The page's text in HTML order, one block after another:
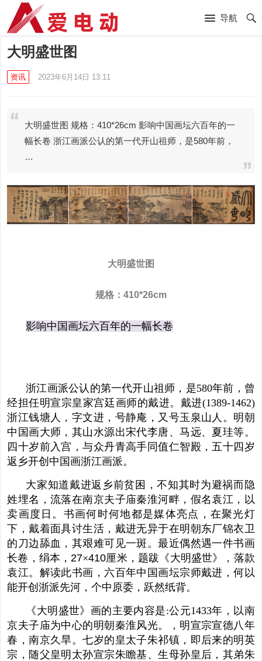
导航
大明盛世图
资讯 2023年6月14日 13:11
大明盛世图 规格：410*26cm 影响中国画坛六百年的一
幅长卷 浙江画派公认的第一代开山祖师，是580年前，
…
大明盛世图
规格：410*26cm
影响中国画坛六百年的一幅长卷
浙江画派公认的第一代开山祖师，是580年前，曾
经担任明宣宗皇家宫廷画师的戴进。 戴进(1389-1462)
浙江钱塘人，字文进，号静庵，又号玉泉山人。明朝
中国画大师，其山水源出宋代李唐、马远、夏珪等。
四十岁前入宫，与众丹青高手同值仁智殿，五十四岁
返乡开创中国画浙江画派。
大家知道戴进返乡前贫困，不知其时为避祸而隐
姓埋名，流落在南京夫子庙秦淮河畔，假名袁江，以
卖画度日。书画何时何地都是媒体亮点，在聚光灯
下，戴着面具讨生活，戴进无异于在明朝东厂锦衣卫
的刀边舔血，其艰难可见一斑。最近偶然遇一件书画
长卷，绢本， 27×410厘米，题跋《大明盛世》，落款
袁江。解读此书画，六百年中国画坛宗师戴进，何以
能开创浙派先河，个中原委，跃然纸背。
《大明盛世》画的主要内容是:公元1433年，以南
京夫子庙为中心的明朝秦淮风光。，明宣宗宣德八年
春，南京久旱。七岁的皇太子朱祁镇，即后来的明英
宗，随父皇明太孙宣宗朱瞻基 、生母孙皇后，其弟朱